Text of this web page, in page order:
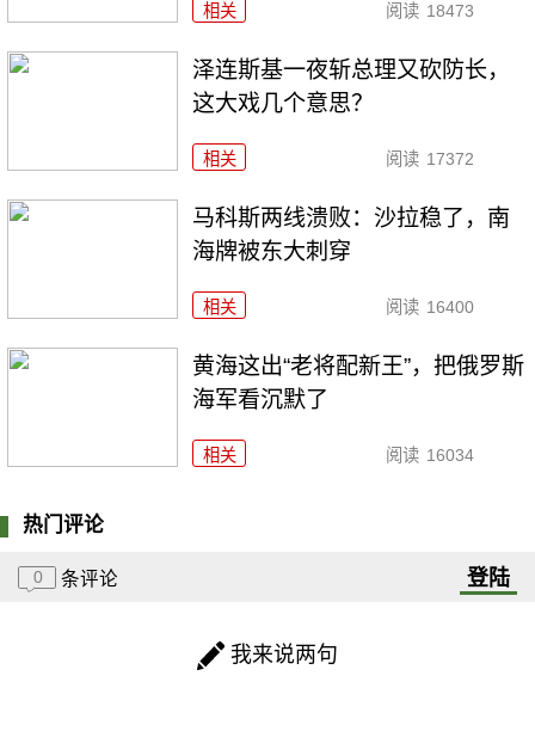
相关 阅读 18473
泽连斯基一夜斩总理又砍防长，
这大戏几个意思？
相关 阅读 17372
马科斯两线溃败：沙拉稳了，南
海牌被东大刺穿
相关 阅读 16400
黄海这出“老将配新王”，把俄罗斯
海军看沉默了
相关 阅读 16034
热门评论
0 条评论 登陆
我来说两句